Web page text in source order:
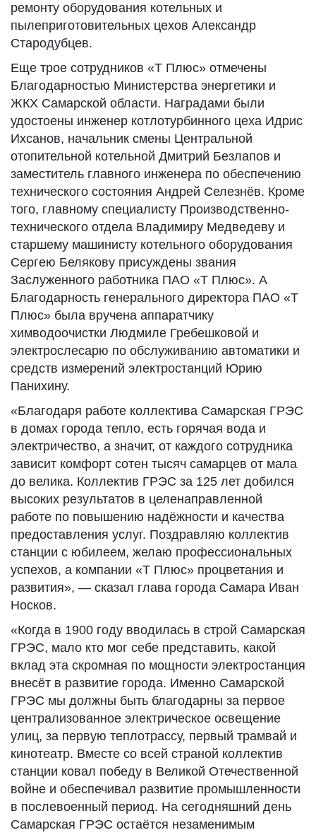
ремонту оборудования котельных и
пылеприготовительных цехов Александр
Стародубцев.
Еще трое сотрудников «Т Плюс» отмечены
Благодарностью Министерства энергетики и
ЖКХ Самарской области. Наградами были
удостоены инженер котлотурбинного цеха Идрис
Ихсанов, начальник смены Центральной
отопительной котельной Дмитрий Безлапов и
заместитель главного инженера по обеспечению
технического состояния Андрей Селезнёв. Кроме
того, главному специалисту Производственно-
технического отдела Владимиру Медведеву и
старшему машинисту котельного оборудования
Сергею Белякову присуждены звания
Заслуженного работника ПАО «Т Плюс». А
Благодарность генерального директора ПАО «Т
Плюс» была вручена аппаратчику
химводоочистки Людмиле Гребешковой и
электрослесарю по обслуживанию автоматики и
средств измерений электростанций Юрию
Панихину.
«Благодаря работе коллектива Самарская ГРЭС
в домах города тепло, есть горячая вода и
электричество, а значит, от каждого сотрудника
зависит комфорт сотен тысяч самарцев от мала
до велика. Коллектив ГРЭС за 125 лет добился
высоких результатов в целенаправленной
работе по повышению надёжности и качества
предоставления услуг. Поздравляю коллектив
станции с юбилеем, желаю профессиональных
успехов, а компании «Т Плюс» процветания и
развития», — сказал глава города Самара Иван
Носков.
«Когда в 1900 году вводилась в строй Самарская
ГРЭС, мало кто мог себе представить, какой
вклад эта скромная по мощности электростанция
внесёт в развитие города. Именно Самарской
ГРЭС мы должны быть благодарны за первое
централизованное электрическое освещение
улиц, за первую теплотрассу, первый трамвай и
кинотеатр. Вместе со всей страной коллектив
станции ковал победу в Великой Отечественной
войне и обеспечивал развитие промышленности
в послевоенный период. На сегодняшний день
Самарская ГРЭС остаётся незаменимым